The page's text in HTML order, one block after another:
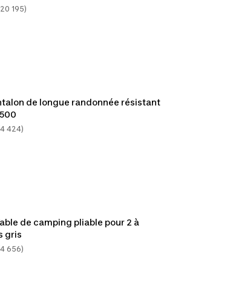
195)
de longue randonnée résistant
424)
de camping pliable pour 2 à
gris
656)